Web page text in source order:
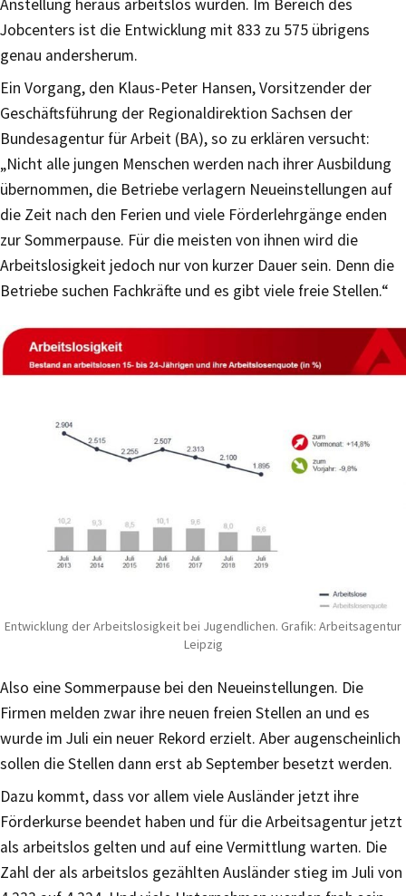
Anstellung heraus arbeitslos wurden. Im Bereich des
Jobcenters ist die Entwicklung mit 833 zu 575 übrigens
genau andersherum.
Ein Vorgang, den Klaus-Peter Hansen, Vorsitzender der
Geschäftsführung der Regionaldirektion Sachsen der
Bundesagentur für Arbeit (BA), so zu erklären versucht:
„Nicht alle jungen Menschen werden nach ihrer Ausbildung
übernommen, die Betriebe verlagern Neueinstellungen auf
die Zeit nach den Ferien und viele Förderlehrgänge enden
zur Sommerpause. Für die meisten von ihnen wird die
Arbeitslosigkeit jedoch nur von kurzer Dauer sein. Denn die
Betriebe suchen Fachkräfte und es gibt viele freie Stellen.“
Entwicklung der Arbeitslosigkeit bei Jugendlichen. Grafik: Arbeitsagentur
Leipzig
Also eine Sommerpause bei den Neueinstellungen. Die
Firmen melden zwar ihre neuen freien Stellen an und es
wurde im Juli ein neuer Rekord erzielt. Aber augenscheinlich
sollen die Stellen dann erst ab September besetzt werden.
Dazu kommt, dass vor allem viele Ausländer jetzt ihre
Förderkurse beendet haben und für die Arbeitsagentur jetzt
als arbeitslos gelten und auf eine Vermittlung warten. Die
Zahl der als arbeitslos gezählten Ausländer stieg im Juli von